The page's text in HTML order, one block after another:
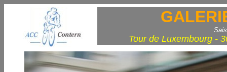
Tour de Luxembourg -